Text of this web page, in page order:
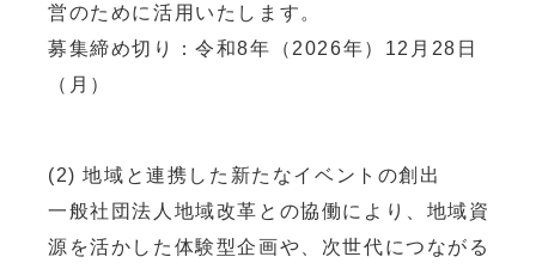
営のために活用いたします。
募集締め切り：令和8年（2026年）12月28日
（月）
(2) 地域と連携した新たなイベントの創出
一般社団法人地域改革との協働により、地域資
源を活かした体験型企画や、次世代につながる